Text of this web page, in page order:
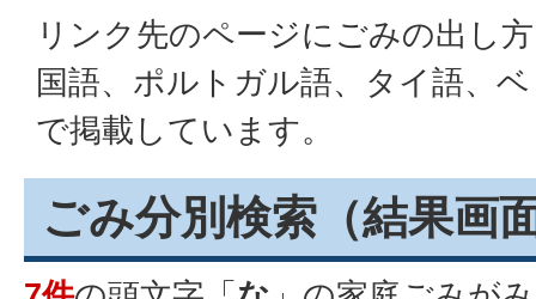
リンク先のページにごみの出し
国語、ポルトガル語、タイ語、
で掲載しています。
ごみ分別検索 （結果画